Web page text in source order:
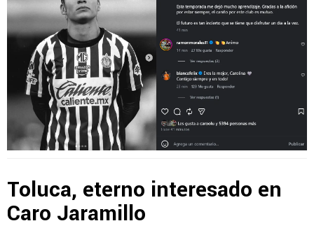
Toluca, eterno interesado en
Caro Jaramillo